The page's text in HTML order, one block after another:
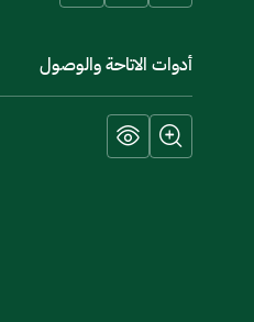
أدوات الاتاحة والوصول